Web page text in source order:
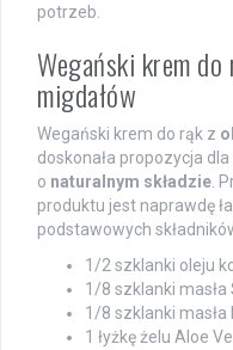
potrzeb.
Wegański krem
migdałów
Wegański krem do rąk z
doskonała propozycja
o naturalnym składzie .
produktu jest naprawdę
podstawowych
1/2 szklanki oleju
1/8 szklanki masła
1/8 szklanki masła
1 łyżkę żelu Aloe